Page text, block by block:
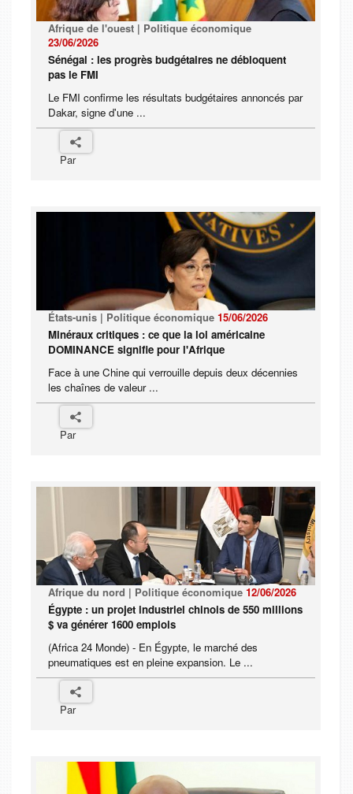
Afrique de l'ouest | Politique économique
23/06/2026
Sénégal : les progrès budgétaires ne débloquent
pas le FMI
Le FMI confirme les résultats budgétaires annoncés par
Dakar, signe d'une ...
Par
États-unis | Politique économique 15/06/2026
Minéraux critiques : ce que la loi américaine
DOMINANCE signifie pour l'Afrique
Face à une Chine qui verrouille depuis deux décennies
les chaînes de valeur ...
Par
Afrique du nord | Politique économique 12/06/2026
Égypte : un projet industriel chinois de 550 millions
$ va générer 1600 emplois
(Africa 24 Monde) - En Égypte, le marché des
pneumatiques est en pleine expansion. Le ...
Par